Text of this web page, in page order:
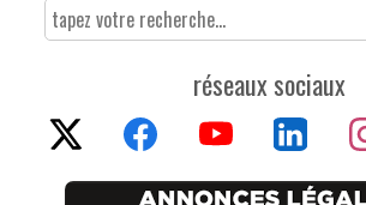
réseaux sociaux